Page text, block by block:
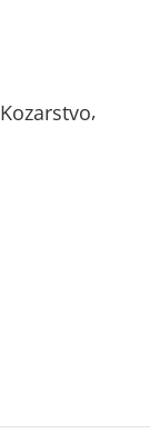
Kozarstvo,